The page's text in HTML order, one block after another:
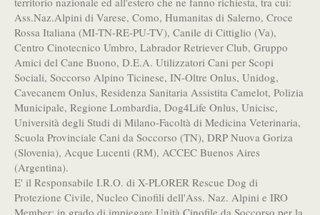
Ass.Naz.Alpini di Varese, Como, Humanitas di Salerno, Croce
Rossa Italiana (MI-TN-RE-PU-TV), Canile di Cittiglio (Va),
Centro Cinotecnico Umbro, Labrador Retriever Club, Gruppo
Amici del Cane Buono, D.E.A. Utilizzatori Cani per Scopi
Sociali, Soccorso Alpino Ticinese, IN-Oltre Onlus, Unidog,
Cavecanem Onlus, Residenza Sanitaria Assistita Camelot, Polizia
Municipale, Regione Lombardia, Dog4Life Onlus, Unicisc,
Università degli Studi di Milano-Facoltà di Medicina Veterinaria,
Scuola Provinciale Cani da Soccorso (TN), DRP Nuova Goriza
(Slovenia), Acque Lucenti (RM), ACCEC Buenos Aires
(Argentina).
E' il Responsabile I.R.O. di X-PLORER Rescue Dog di
Protezione Civile, Nucleo Cinofili dell'Ass. Naz. Alpini e IRO
Member; in grado di impiegare Unità Cinofile da Soccorso per la